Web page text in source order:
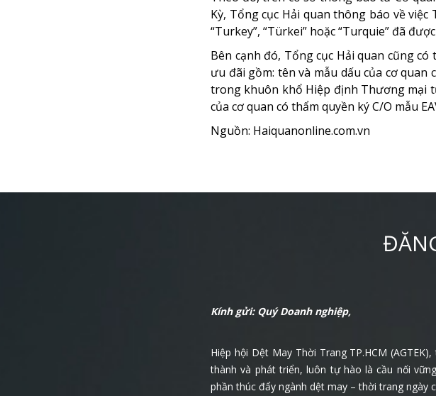
Kỳ, Tổng cục Hải quan thông báo về
“Turkey”, “Türkei” hoặc “Turquie” đã
Bên cạnh đó, Tổng cục Hải quan cũng
ưu đãi gồm: tên và mẫu dấu của cơ quan
trong khuôn khổ Hiệp định Thương mại
của cơ quan có thẩm quyền ký C/O mẫu
Nguồn: Haiquanonline.com.vn
Kính gửi: Quý Doanh nghiệp,
Hiệp hội Dệt May Thời Trang TP.HCM
thành và phát triển, luôn tự hào là cầu nối
phần thúc đẩy ngành dệt may – thời trang ngày